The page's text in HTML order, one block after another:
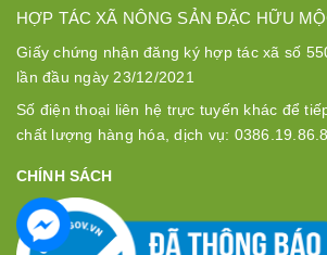
HỢP TÁC XÃ NÔNG SẢN ĐẶC HỮU
Giấy chứng nhận đăng ký hợp tác xã số
lần đầu ngày 23/12/2021
Số điện thoại liên hệ trực tuyến khác để
chất lượng hàng hóa, dịch vụ:
CHÍNH SÁCH